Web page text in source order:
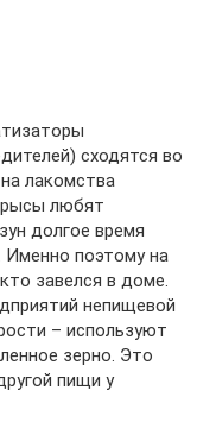
сходятся во
лакомства
любят
долгое время
Именно поэтому на
завелся в доме.
непищевой
– используют
зерно. Это
пищи у